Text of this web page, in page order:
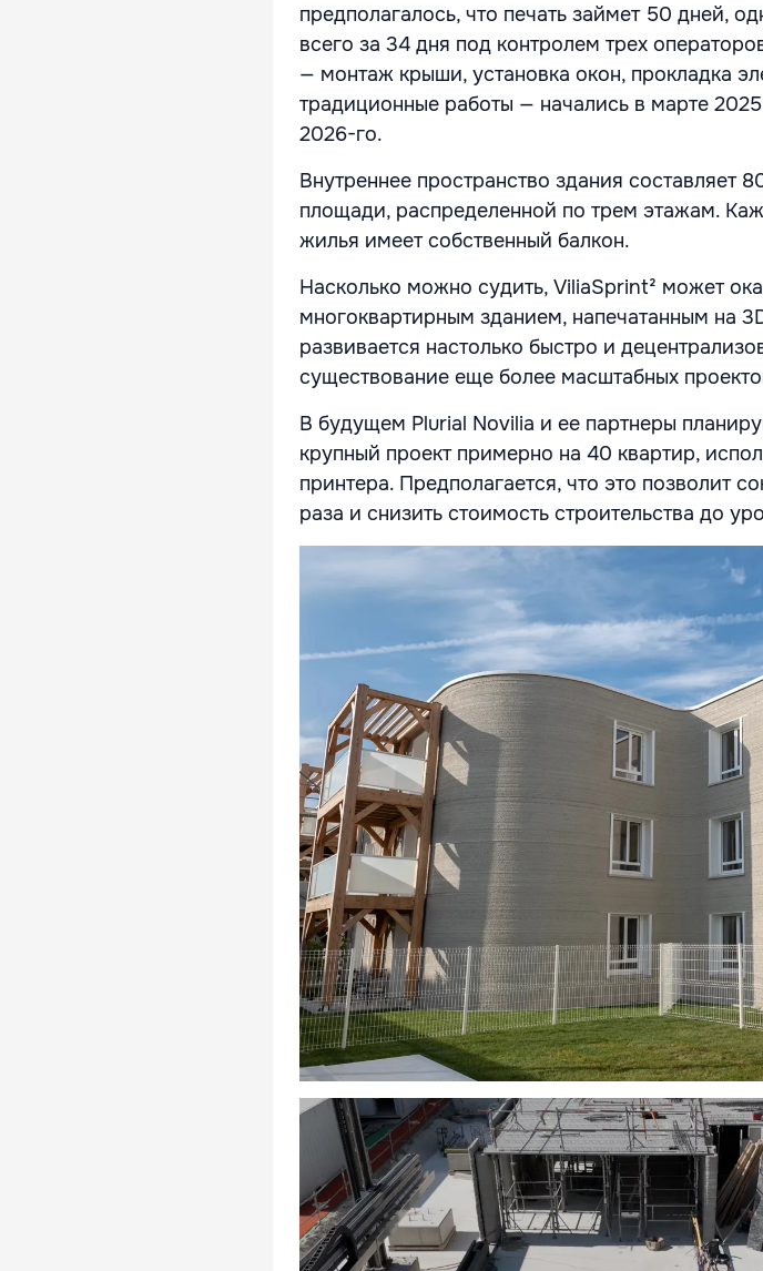
предполагалось, что печать займет 50 дней,
всего за 34 дня под контролем трех
— монтаж крыши, установка окон, прокладка
традиционные работы — начались в марте
2026-го.
Внутреннее пространство здания составляет
площади, распределенной по трем этажам.
жилья имеет собственный балкон.
Насколько можно судить, ViliaSprint² может
многоквартирным зданием, напечатанным на
развивается настолько быстро и
существование еще более масштабных
В будущем Plurial Novilia и ее партнеры
крупный проект примерно на 40 квартир,
принтера. Предполагается, что это позволит
раза и снизить стоимость строительства до